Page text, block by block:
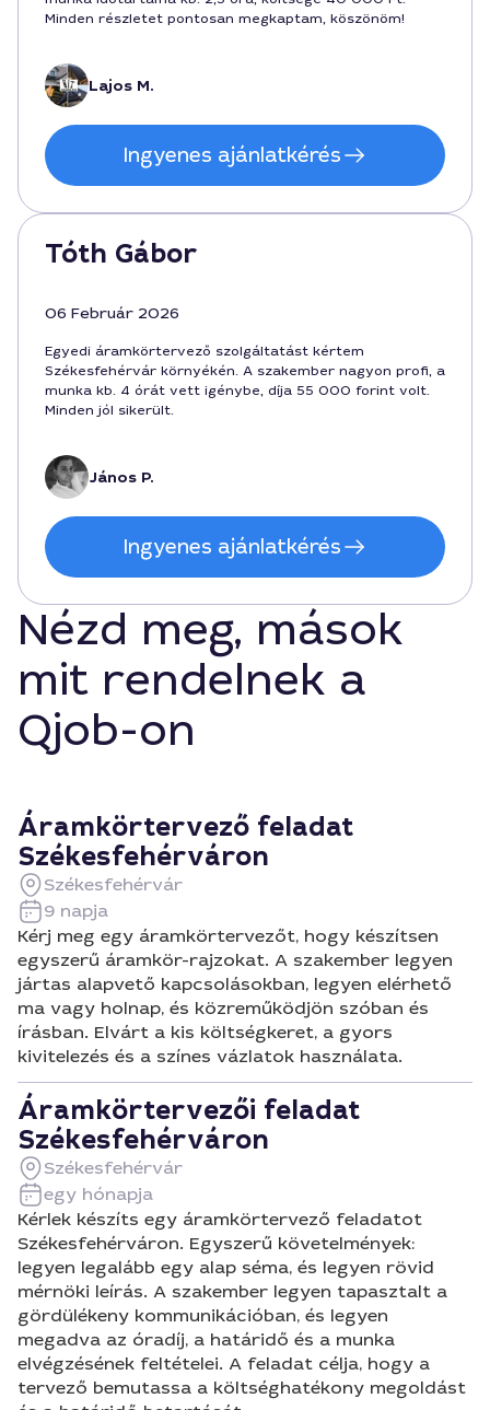
Minden részletet pontosan megkaptam, köszönöm!
Lajos M.
Ingyenes ajánlatkérés
Tóth Gábor
06 Február 2026
Egyedi áramkörtervező szolgáltatást kértem
Székesfehérvár környékén. A szakember nagyon profi, a
munka kb. 4 órát vett igénybe, díja 55 000 forint volt.
Minden jól sikerült.
János P.
Ingyenes ajánlatkérés
Nézd meg, mások
mit rendelnek a
Qjob-on
Áramkörtervező feladat
Székesfehérváron
Székesfehérvár
9 napja
Kérj meg egy áramkörtervezőt, hogy készítsen
egyszerű áramkör-rajzokat. A szakember legyen
jártas alapvető kapcsolásokban, legyen elérhető
ma vagy holnap, és közreműködjön szóban és
írásban. Elvárt a kis költségkeret, a gyors
kivitelezés és a színes vázlatok használata.
Áramkörtervezői feladat
Székesfehérváron
Székesfehérvár
egy hónapja
Kérlek készíts egy áramkörtervező feladatot
Székesfehérváron. Egyszerű követelmények:
legyen legalább egy alap séma, és legyen rövid
mérnöki leírás. A szakember legyen tapasztalt a
gördülékeny kommunikációban, és legyen
megadva az óradíj, a határidő és a munka
elvégzésének feltételei. A feladat célja, hogy a
tervező bemutassa a költséghatékony megoldást